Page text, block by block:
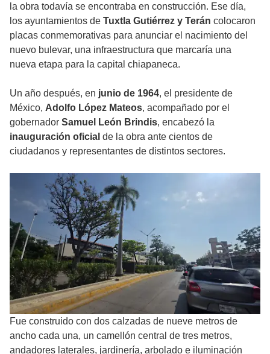
la obra todavía se encontraba en construcción. Ese día,
los ayuntamientos de Tuxtla Gutiérrez y Terán colocaron
placas conmemorativas para anunciar el nacimiento del
nuevo bulevar, una infraestructura que marcaría una
nueva etapa para la capital chiapaneca.
Un año después, en junio de 1964, el presidente de
México, Adolfo López Mateos, acompañado por el
gobernador Samuel León Brindis, encabezó la
inauguración oficial de la obra ante cientos de
ciudadanos y representantes de distintos sectores.
Fue construido con dos calzadas de nueve metros de
ancho cada una, un camellón central de tres metros,
andadores laterales, jardinería, arbolado e iluminación